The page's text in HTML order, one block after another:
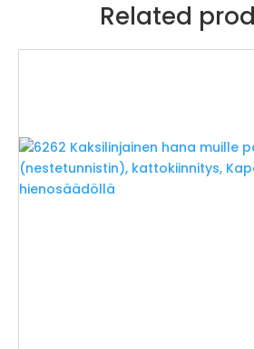
Related